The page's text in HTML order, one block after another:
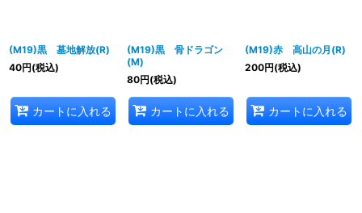
(M19)黒 墓地解放(R)
40円(税込)
カートに入れる
(M19)黒 骨ドラゴン
(M)
80円(税込)
カートに入れる
(M19)赤 高山の月(R)
200円(税込)
カートに入れる